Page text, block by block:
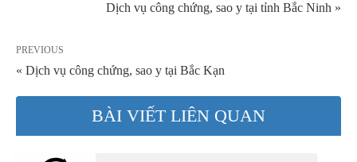
Dịch vụ công chứng, sao y tại tỉnh Bắc Ninh »
PREVIOUS
« Dịch vụ công chứng, sao y tại Bắc Kạn
BÀI VIẾT LIÊN QUAN